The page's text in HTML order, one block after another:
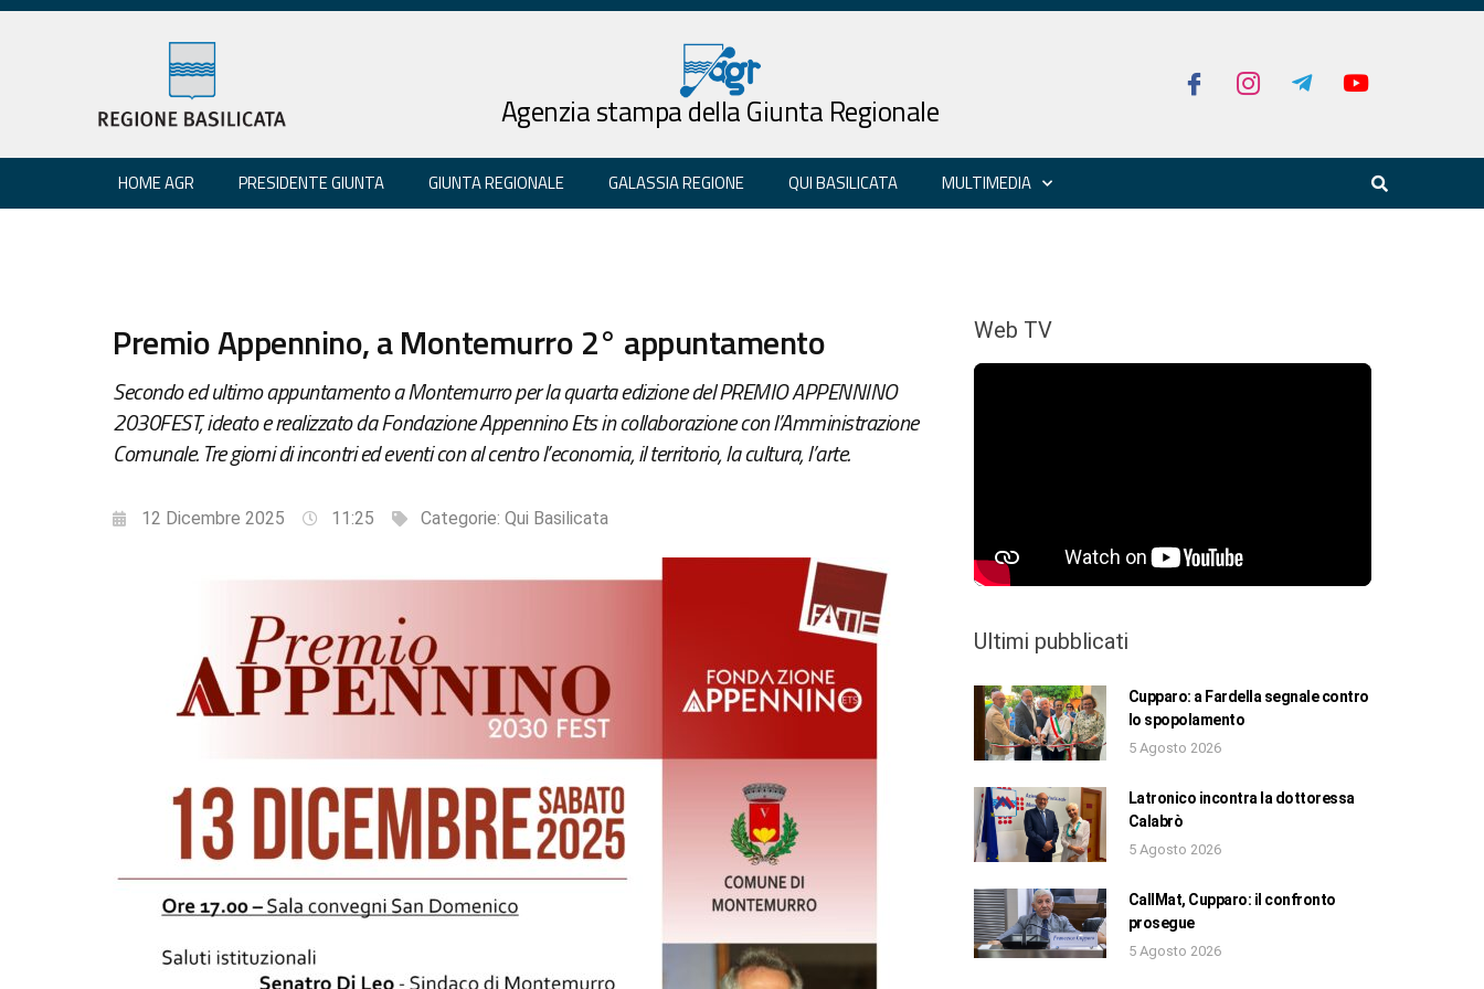
Agenzia stampa della Giunta Regionale
HOME AGR PRESIDENTE GIUNTA GIUNTA REGIONALE GALASSIA REGIONE QUI BASILICATA MULTIMEDIA
Premio Appennino, a Montemurro 2° appuntamento
Secondo ed ultimo appuntamento a Montemurro per la quarta edizione del PREMIO APPENNINO
2030FEST, ideato e realizzato da Fondazione Appennino Ets in collaborazione con l’Amministrazione
Comunale. Tre giorni di incontri ed eventi con al centro l’economia, il territorio, la cultura, l’arte.
12 Dicembre 2025 11:25 Categorie: Qui Basilicata
Web TV
Ultimi pubblicati
Cupparo: a Fardella segnale contro
lo spopolamento
5 Agosto 2026
Latronico incontra la dottoressa
Calabrò
5 Agosto 2026
CallMat, Cupparo: il confronto
prosegue
5 Agosto 2026